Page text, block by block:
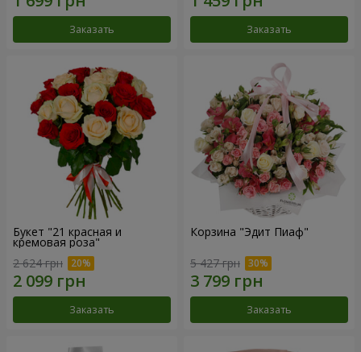
Заказать Заказать
Букет "21 красная и
кремовая роза"
2 624 грн
Заказать
Корзина "Эдит Пиаф"
5 427 грн
Заказать